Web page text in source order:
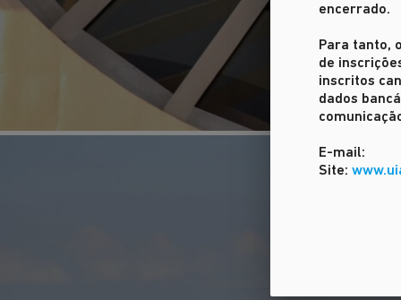
encerrado.
Para tanto,
de
inscritos
dados
E-mail:
Site: